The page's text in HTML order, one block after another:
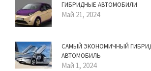
ГИБРИДНЫЕ АВТОМОБИЛИ
Май 21, 2024
САМЫЙ ЭКОНОМИЧНЫЙ
АВТОМОБИЛЬ
Май 1, 2024